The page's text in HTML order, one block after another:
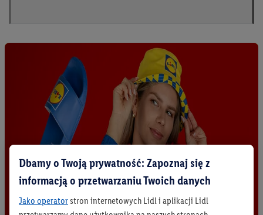
Dbamy o Twoją prywatność: Zapoznaj się z
informacją o przetwarzaniu Twoich danych
Jako operatorstron internetowych Lidl i aplikacji Lidl